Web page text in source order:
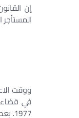
إن
ووقت
1977. بعد وفاة المستأجر أو تركه العين. المقصود بها. الإقامة المستقرة حتى الوفاة أو الترك دون الإقامة اللاحقة”.